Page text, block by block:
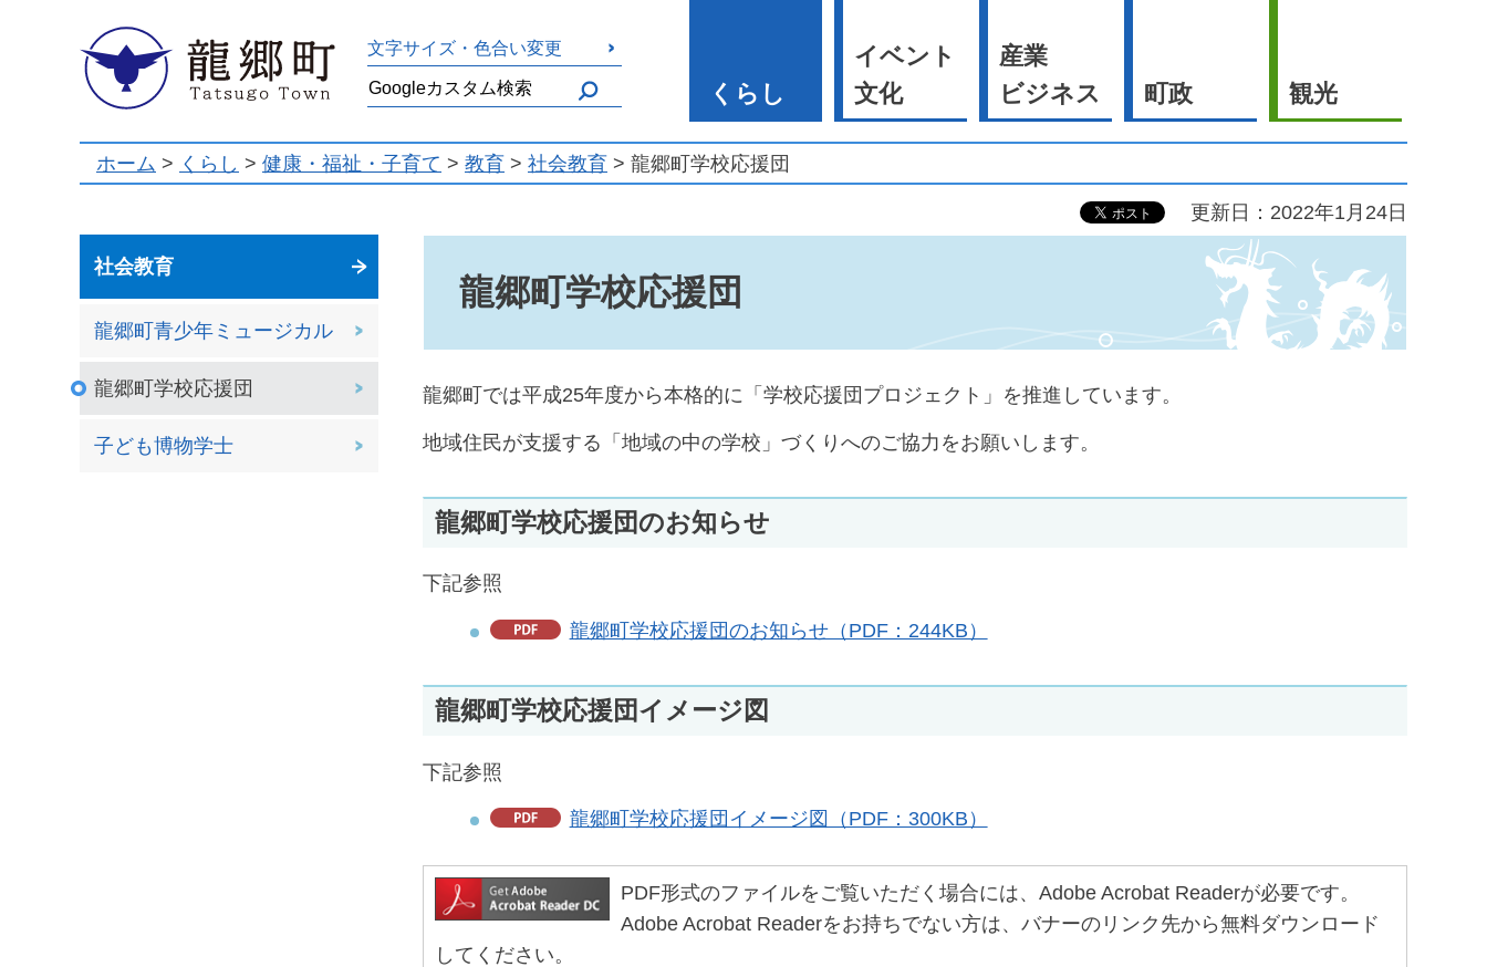
龍郷町 文字サイズ・色合い変更
くらし
イベント
文化
産業
ビジネス
町政 観光
ホーム > くらし > 健康・福祉・子育て > 教育 > 社会教育 > 龍郷町学校応援団
更新日：2022年1月24日
社会教育
龍郷町青少年ミュージカル
龍郷町学校応援団
子ども博物学士
龍郷町学校応援団
龍郷町では平成25年度から本格的に「学校応援団プロジェクト」を推進しています。
地域住民が支援する「地域の中の学校」づくりへのご協力をお願いします。
龍郷町学校応援団のお知らせ
下記参照
龍郷町学校応援団のお知らせ（PDF：244KB）
龍郷町学校応援団イメージ図
下記参照
龍郷町学校応援団イメージ図（PDF：300KB）
PDF形式のファイルをご覧いただく場合には、Adobe Acrobat Readerが必要です。
Adobe Acrobat Readerをお持ちでない方は、バナーのリンク先から無料ダウンロード
してください。